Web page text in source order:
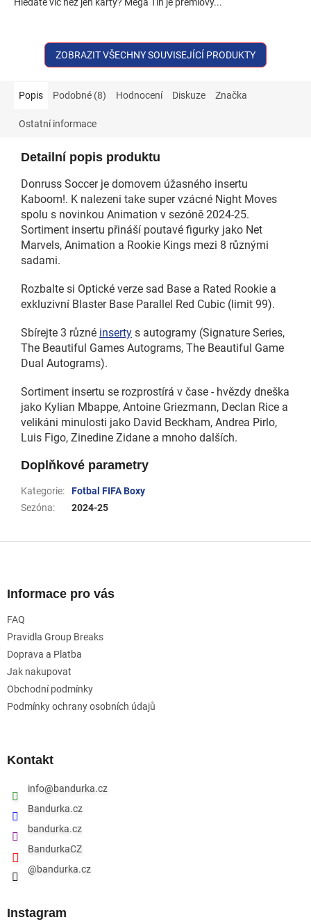
ZOBRAZIT VŠECHNY SOUVISEJÍCÍ PRODUKTY
Popis Podobné (8) Hodnocení Diskuze Značka
Ostatní informace
Detailní popis produktu
Donruss Soccer je domovem úžasného insertu
Kaboom!. K nalezeni take super vzácné Night Moves
spolu s novinkou Animation v sezóně 2024-25.
Sortiment insertu přináší poutavé figurky jako Net
Marvels, Animation a Rookie Kings mezi 8 různými
sadami.
Rozbalte si Optické verze sad Base a Rated Rookie a
exkluzivní Blaster Base Parallel Red Cubic (limit 99).
Sbírejte 3 různé inserty s autogramy (Signature Series,
The Beautiful Games Autograms, The Beautiful Game
Dual Autograms).
Sortiment insertu se rozprostírá v čase - hvězdy dneška
jako Kylian Mbappe, Antoine Griezmann, Declan Rice a
velikáni minulosti jako David Beckham, Andrea Pirlo,
Luis Figo, Zinedine Zidane a mnoho dalších.
Doplňkové parametry
Kategorie:
Fotbal FIFA Boxy
Sezóna: 2024-25
Informace pro vás
FAQ
Pravidla Group Breaks
Doprava a Platba
Jak nakupovat
Obchodní podmínky
Podmínky ochrany osobních údajů
Kontakt
info@bandurka.cz
Bandurka.cz
bandurka.cz
BandurkaCZ
@bandurka.cz
Instagram